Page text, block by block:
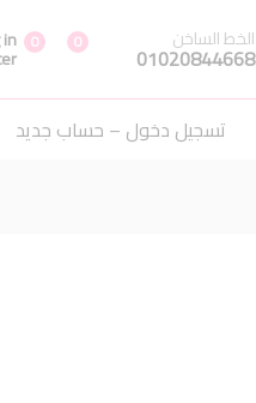
الخط الساخن
01020844668
0
0
تسجيل دخول – حساب جديد